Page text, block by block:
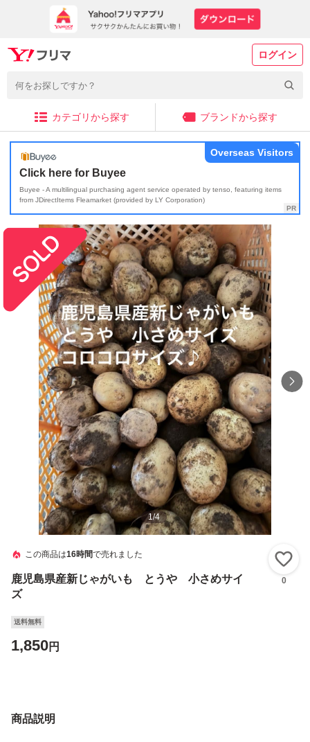
ログイン
カテゴリから探す ブランドから探す
Click here for Buyee
Buyee - A multilingual purchasing agent service operated by tenso, featuring items
from JDirectItems Fleamarket (provided by LY Corporation)
Overseas Visitors
1/4
この商品は16時間で売れました
鹿児島県産新じゃがいも とうや 小さめサイ
ズ
0
送料無料
1,850円
商品説明